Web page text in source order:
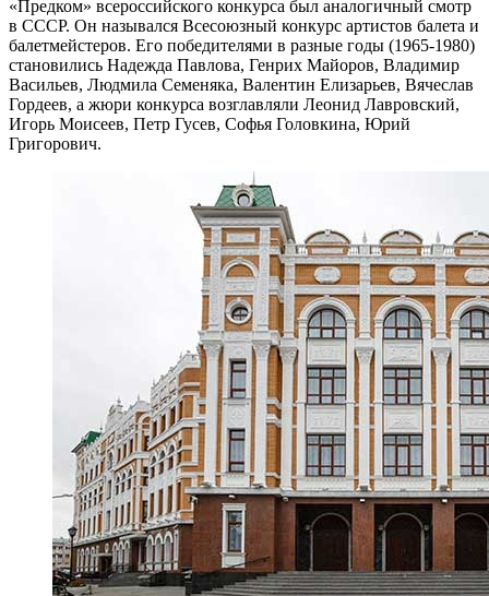
«Предком» всероссийского конкурса был аналогичный смотр
в СССР. Он назывался Всесоюзный конкурс артистов балета и
балетмейстеров. Его победителями в разные годы (1965-1980)
становились Надежда Павлова, Генрих Майоров, Владимир
Васильев, Людмила Семеняка, Валентин Елизарьев, Вячеслав
Гордеев, а жюри конкурса возглавляли Леонид Лавровский,
Игорь Моисеев, Петр Гусев, Софья Головкина, Юрий
Григорович.